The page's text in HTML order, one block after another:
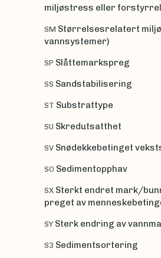
miljøstress eller
SM Størrelsesrelatert
vannsystemer)
SP Slåttemarkspreg
SS Sandstabilisering
ST Substrattype
SU Skredutsatthet
SV Snødekkebetinget
SO Sedimentopphav
SX Sterkt endret mark/
preget av
SY Sterk endring av
S3 Sedimentsortering